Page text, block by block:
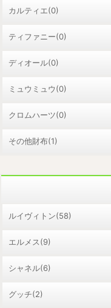
カルティエ(0)
ティファニー(0)
ディオール(0)
ミュウミュウ(0)
クロムハーツ(0)
その他財布(1)
ルイヴィトン(58)
エルメス(9)
シャネル(6)
グッチ(2)